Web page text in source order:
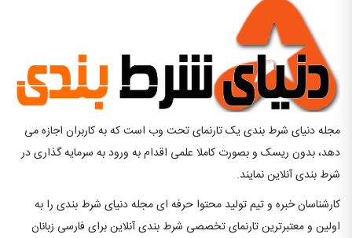
مجله دنیای شرط بندی یک تارنمای تحت وب است که به کاربران اجازه می
دهد، بدون ریسک و بصورت کاملا علمی اقدام به ورود به سرمایه گذاری در
شرط بندی آنلاین نمایند.
کارشناسان خبره و تیم تولید محتوا حرفه ای مجله دنیای شرط بندی را به
اولین و معتبرترین تارنمای تخصصی شرط بندی آنلاین برای فارسی زبانان